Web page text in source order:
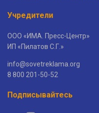
Учредители
ООО «ИМА. Пресс-Центр»
ИП «Пилатов С.Г.»
info@sovetreklama.org
8 800 201-50-52
Подписывайтесь